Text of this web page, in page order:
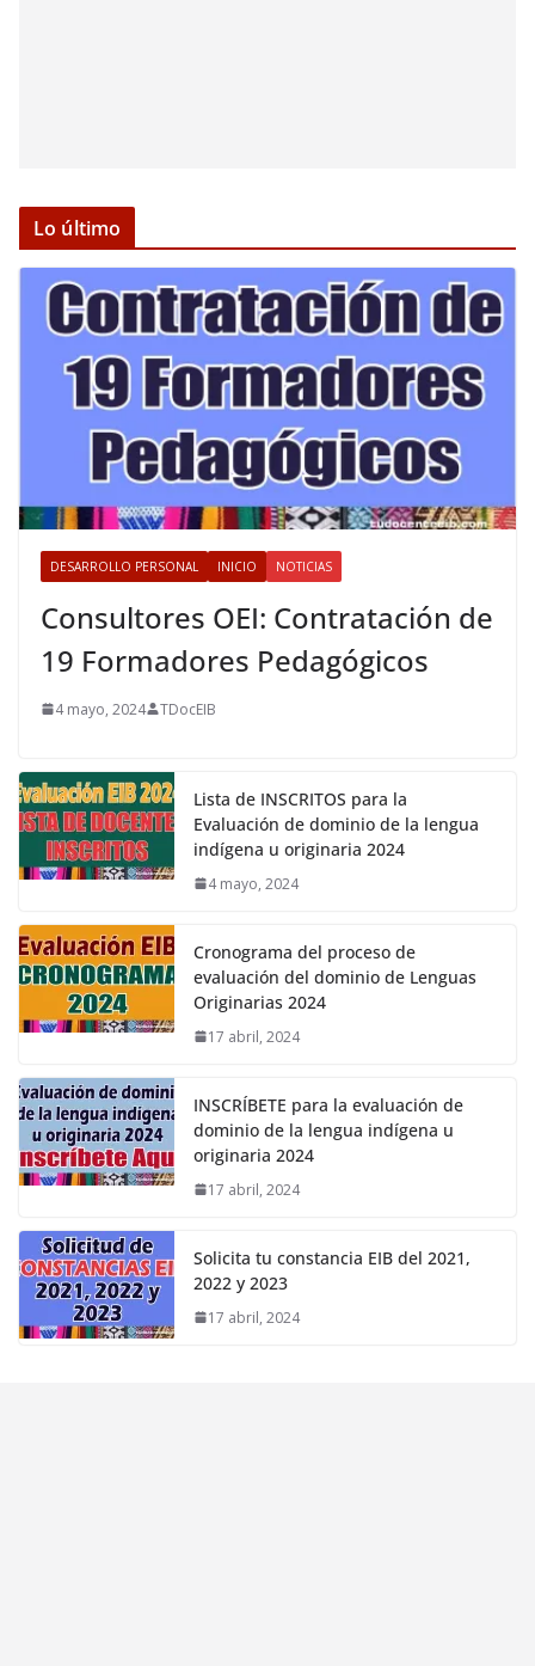
Lo último
DESARROLLO PERSONAL INICIO NOTICIAS
Consultores OEI: Contratación de
19 Formadores Pedagógicos
4 mayo, 2024 TDocEIB
Lista de INSCRITOS para la
Evaluación de dominio de la lengua
indígena u originaria 2024
4 mayo, 2024
Cronograma del proceso de
evaluación del dominio de Lenguas
Originarias 2024
17 abril, 2024
INSCRÍBETE para la evaluación de
dominio de la lengua indígena u
originaria 2024
17 abril, 2024
Solicita tu constancia EIB del 2021,
2022 y 2023
17 abril, 2024